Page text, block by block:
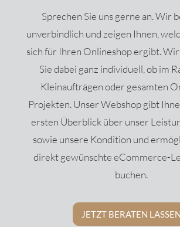
Sprechen Sie uns gerne an. Wir
unverbindlich und zeigen Ihnen,
sich für Ihren Onlineshop ergibt.
Sie dabei ganz individuell, ob im
Kleinaufträgen oder gesamten
Projekten. Unser Webshop gibt
ersten Überblick über unser
sowie unsere Kondition und
direkt gewünschte eCommerce-
buchen.
JETZT BERATEN LASSEN